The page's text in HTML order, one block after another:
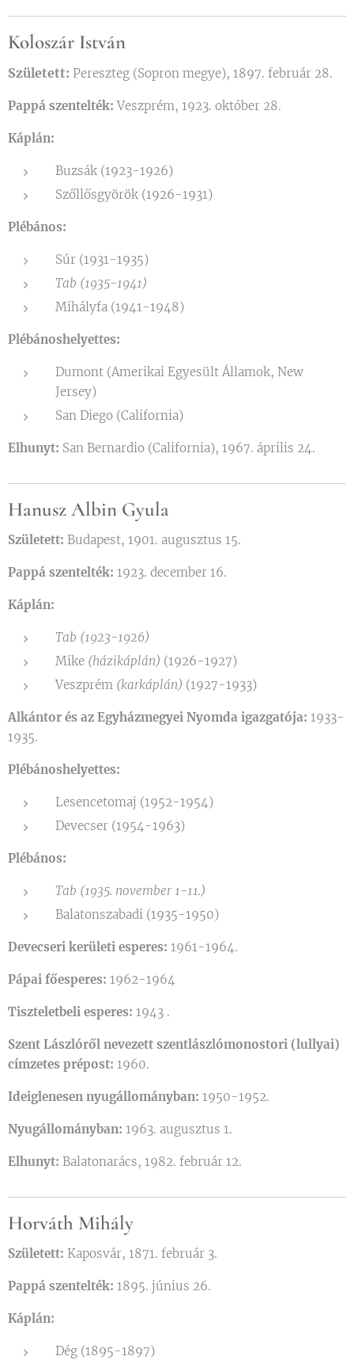
Koloszár István
Született: Pereszteg (Sopron megye), 1897. február 28.
Pappá szentelték: Veszprém, 1923. október 28.
Káplán:
Buzsák (1923-1926)
Szőllősgyörök (1926-1931)
Plébános:
Súr (1931-1935)
Tab (1935-1941)
Mihályfa (1941-1948)
Plébánoshelyettes:
Dumont (Amerikai Egyesült Államok, New
Jersey)
San Diego (California)
Elhunyt: San Bernardio (California), 1967. április 24.
Hanusz Albin Gyula
Született: Budapest, 1901. augusztus 15.
Pappá szentelték: 1923. december 16.
Káplán:
Tab (1923-1926)
Mike (házikáplán) (1926-1927)
Veszprém (karkáplán) (1927-1933)
Alkántor és az Egyházmegyei Nyomda igazgatója: 1933-
1935.
Plébánoshelyettes:
Lesencetomaj (1952-1954)
Devecser (1954-1963)
Plébános:
Tab (1935. november 1-11.)
Balatonszabadi (1935-1950)
Devecseri kerületi esperes: 1961-1964.
Pápai főesperes: 1962-1964
Tiszteletbeli esperes: 1943 .
Szent Lászlóről nevezett szentlászlómonostori (lullyai)
címzetes prépost: 1960.
Ideiglenesen nyugállományban: 1950-1952.
Nyugállományban: 1963. augusztus 1.
Elhunyt: Balatonarács, 1982. február 12.
Horváth Mihály
Született: Kaposvár, 1871. február 3.
Pappá szentelték: 1895. június 26.
Káplán:
Dég (1895-1897)